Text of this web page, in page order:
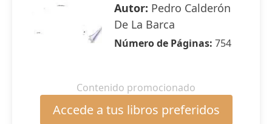
Autor: Pedro Calderón
De La Barca
Número de Páginas: 754
Contenido promocionado
Accede a tus libros preferidos